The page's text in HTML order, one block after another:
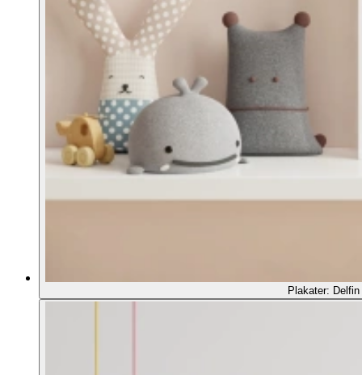
Plakater: Delfin